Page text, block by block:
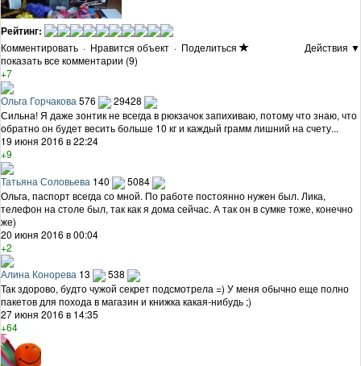
Рейтинг:
Комментировать · Нравится объект · Поделиться
Действия ▼
показать все комментарии (9)
+7
Ольга Горчакова 576
29428
Сильна! Я даже зонтик не всегда в рюкзачок запихиваю, потому что знаю, что
обратно он будет весить больше 10 кг и каждый грамм лишний на счету...
19 июня 2016 в 22:24
+9
Татьяна Соловьева 140
5084
Ольга, паспорт всегда со мной. По работе постоянно нужен был. Лика,
телефон на столе был, так как я дома сейчас. А так он в сумке тоже, конечно
же)
20 июня 2016 в 00:04
+2
Алина Конорева 13
538
Так здорово, будто чужой секрет подсмотрела =) У меня обычно еще полно
пакетов для похода в магазин и книжка какая-нибудь ;)
27 июня 2016 в 14:35
+64